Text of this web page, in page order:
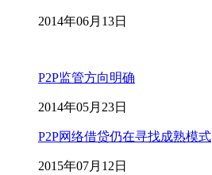
2014年06月13日
P2P监管方向明确
2014年05月23日
P2P网络借贷仍在寻找成熟模式
2015年07月12日